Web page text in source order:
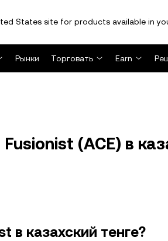
States site for products available in
Рынки Торговать Earn
(ACE) в
в казахский тенге?